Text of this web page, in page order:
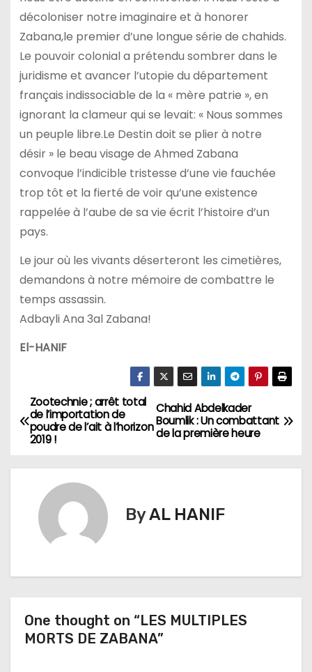
décoloniser notre imaginaire et à honorer
Zabana,le premier d’une longue série de chahids.
Le pouvoir colonial a prétendu sombrer dans le
juridisme et avancer l’utopie du département
français indissociable de la « mère patrie », en
ignorant la clameur qui se levait: « Nous sommes
un peuple libre.Le Destin doit se plier à notre
désir » le beau visage de Ahmed Zabana
convoque l’indicible tristesse d’une vie fauchée
trop tôt et la fierté de voir qu’une existence
rappelée à l’aube de sa vie écrit l’histoire d’un
pays.
Le jour où les vivants déserteront les cimetières,
demandons à notre mémoire de combattre le
temps assassin.
Adbayli Ana 3al Zabana!
El-HANIF
N
a
v
t
o
Chahid Abdelkader
Boumlik : Un combattant
de la première heure
Zootechnie ; arrêt total
de l’importation de
poudre de l’ait à l’horizon
2019 !
ByAL HANIF
One thought on “LES MULTIPLES
MORTS DE ZABANA”